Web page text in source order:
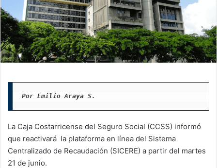
Por Emilio Araya S.
La Caja Costarricense del Seguro Social (CCSS) informó
que reactivará la plataforma en línea del Sistema
Centralizado de Recaudación (SICERE) a partir del martes
21 de junio.